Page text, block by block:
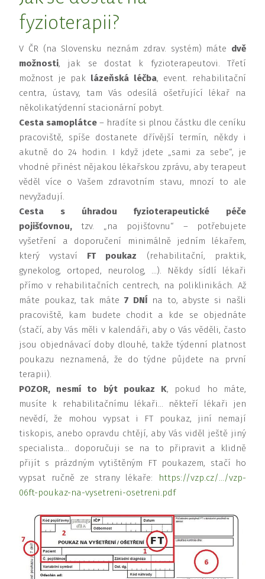
fyzioterapii?
V ČR (na Slovensku neznám zdrav. systém) máte dvě
možnosti, jak se dostat k fyzioterapeutovi. Třetí
možnost je pak lázeňská léčba, event. rehabilitační
centra, ústavy, tam Vás odesílá ošetřující lékař na
několikatýdenní stacionární pobyt.
Cesta samoplátce – hradíte si plnou částku dle ceníku
pracoviště, spíše dostanete dřívější termín, někdy i
akutně do 24 hodin. I když jdete „sami za sebe“, je
vhodné přinést nějakou lékařskou zprávu, aby terapeut
věděl více o Vašem zdravotním stavu, mnozí to ale
nevyžadují.
Cesta s úhradou fyzioterapeutické péče
pojišťovnou, tzv. „na pojišťovnu“ – potřebujete
vyšetření a doporučení minimálně jedním lékařem,
který vystaví FT poukaz (rehabilitační, praktik,
gynekolog, ortoped, neurolog, …). Někdy sídlí lékaři
přímo v rehabilitačních centrech, na poliklinikách. Až
máte poukaz, tak máte 7 DNÍ na to, abyste si našli
pracoviště, kam budete chodit a kde se objednáte
(stačí, aby Vás měli v kalendáři, aby o Vás věděli, často
jsou objednávací doby dlouhé, takže týdenní platnost
poukazu neznamená, že do týdne půjdete na první
terapii).
POZOR, nesmí to být poukaz K, pokud ho máte,
musíte k rehabilitačnímu lékaři… někteří lékaři jen
nevědí, že mohou vypsat i FT poukaz, jiní nemají
tiskopis, anebo opravdu chtějí, aby Vás viděl ještě jiný
specialista… doporučuji se na to připravit a klidně
přijít s prázdným vytištěným FT poukazem, stačí ho
vypsat ručně ze strany lékaře:
https://vzp.cz/…/vzp-
06ft-poukaz-na-vysetreni-osetreni.pdf